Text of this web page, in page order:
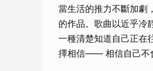
當生活的推力不斷加劇
的作品。歌曲以近乎冷
一種清楚知道自己正在
擇相信—— 相信自己不